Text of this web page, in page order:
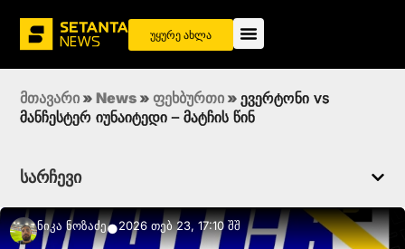
უყურე ახლა
მთავარი » News » ფეხბურთი » ევერტონი vs
მანჩესტერ იუნაიტედი – მატჩის წინ
სარჩევი
Ნიკა Ნოზაძე●2026 თებ 23, 17:10 შშ